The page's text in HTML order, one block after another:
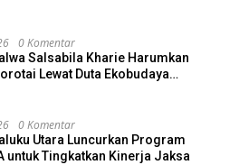
0 Komentar
Salsabila Kharie Harumkan
Lewat Duta Ekobudaya
0 Komentar
Utara Luncurkan Program
untuk Tingkatkan Kinerja Jaksa